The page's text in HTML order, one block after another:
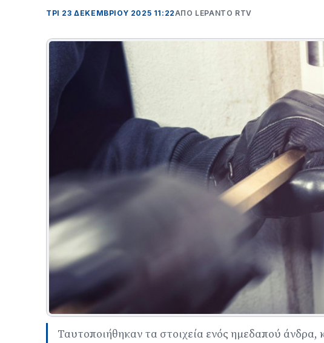
ΤΡΊ 23 ΔΕΚΕΜΒΡΊΟΥ 2025 11:22ΑΠΌ LEPANTO RTV
Ταυτοποιήθηκαν τα στοιχεία ενός ημεδαπού άνδρα,